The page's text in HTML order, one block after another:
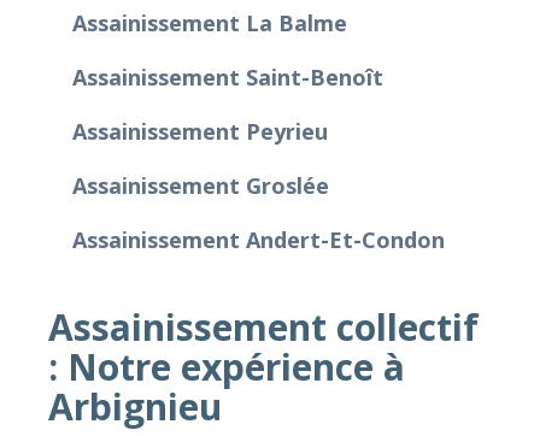
Assainissement La Balme
Assainissement Saint-Benoît
Assainissement Peyrieu
Assainissement Groslée
Assainissement Andert-Et-Condon
Assainissement collectif
: Notre expérience à
Arbignieu